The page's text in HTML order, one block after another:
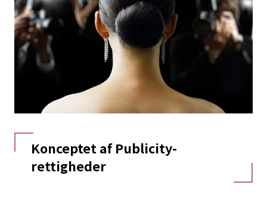
Konceptet af Publicity-
rettigheder